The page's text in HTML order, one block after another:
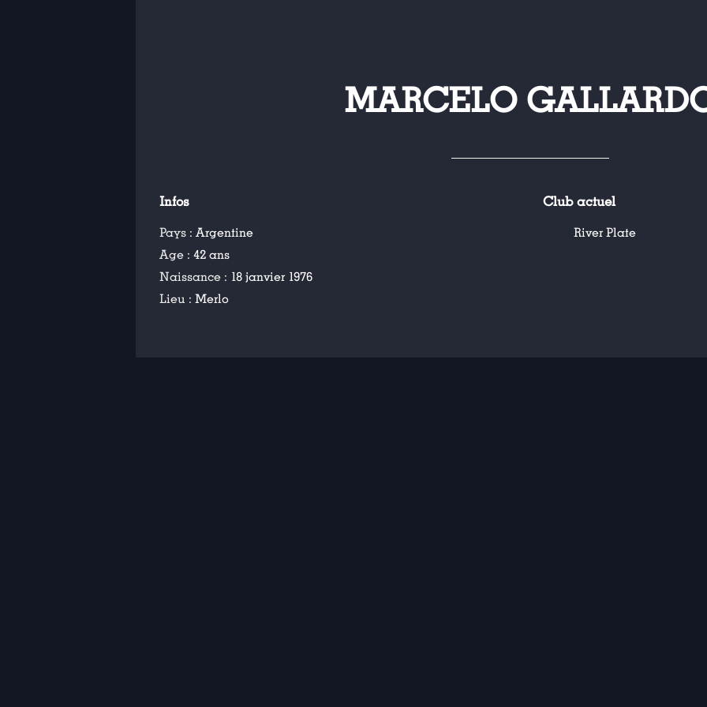
MARCELO
Infos
Pays : Argentine
Age : 42 ans
Naissance : 18 janvier 1976
Lieu : Merlo
Club actuel
River Plate